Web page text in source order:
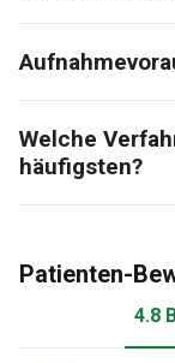
Welche
häufigsten?
Patienten-